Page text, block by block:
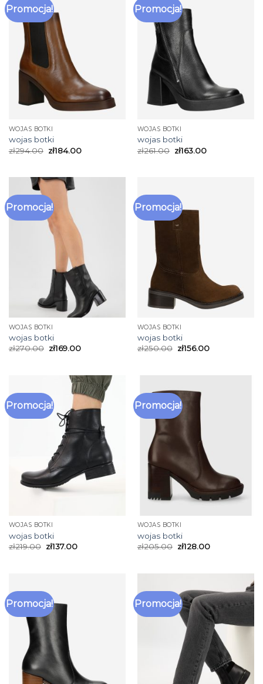
Promocja!
WOJAS BOTKI
wojas botki
zł294.00 zł184.00
Promocja!
WOJAS BOTKI
wojas botki
zł261.00 zł163.00
Promocja!
WOJAS BOTKI
wojas botki
zł270.00 zł169.00
Promocja!
WOJAS BOTKI
wojas botki
zł250.00 zł156.00
Promocja!
WOJAS BOTKI
wojas botki
zł219.00 zł137.00
Promocja!
WOJAS BOTKI
wojas botki
zł205.00 zł128.00
Promocja! Promocja!